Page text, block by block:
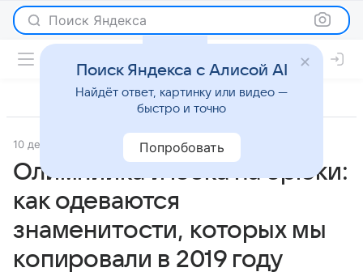
Поиск Яндекса
10 декабря 2019
Олимпийка и юбка на брюки:
как одеваются
знаменитости, которых мы
копировали в 2019 году
Поиск Яндекса с Алисой AI
Найдёт ответ, картинку или видео —
быстро и точно
Попробовать